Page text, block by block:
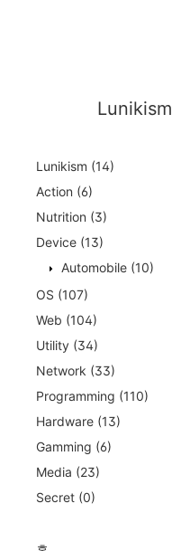
Lunikism
Lunikism (14)
Action (6)
Nutrition (3)
Device (13)
Automobile (10)
OS (107)
Web (104)
Utility (34)
Network (33)
Programming (110)
Hardware (13)
Gamming (6)
Media (23)
Secret (0)